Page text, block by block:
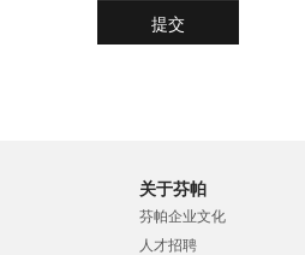
关于芬帕
芬帕企业文化
人才招聘